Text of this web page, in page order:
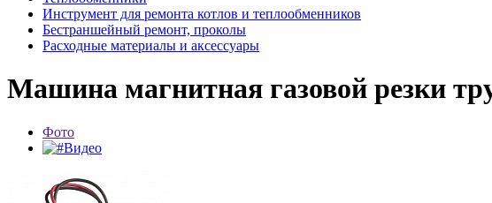
Инструмент для ремонта котлов и теплообменников
Бестраншейный ремонт, проколы
Расходные материалы и аксессуары
Машина магнитная газовой резки
Фото
Видео